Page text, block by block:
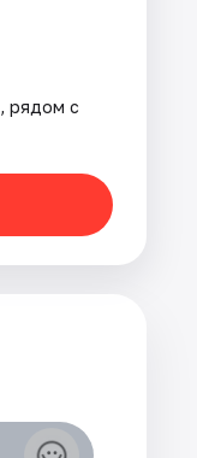
рядом с